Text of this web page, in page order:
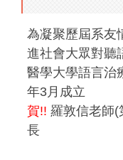
為凝聚歷屆系友
進社會大眾對聽
醫學大學語言治
年3月成立
賀!! 羅敦信老師(
長